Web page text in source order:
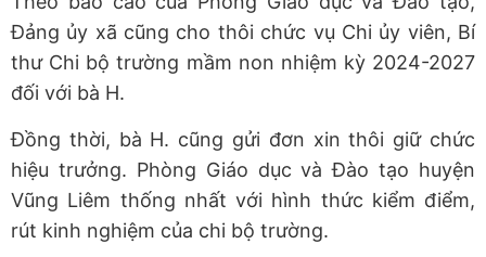
Đảng ủy xã cũng cho thôi chức vụ Chi ủy viên, Bí
thư Chi bộ trường mầm non nhiệm kỳ 2024-2027
đối với bà H.
Đồng thời, bà H. cũng gửi đơn xin thôi giữ chức
hiệu trưởng. Phòng Giáo dục và Đào tạo huyện
Vũng Liêm thống nhất với hình thức kiểm điểm,
rút kinh nghiệm của chi bộ trường.